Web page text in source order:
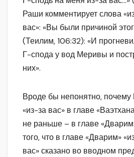
Раши комментирует слова
вас»: «Вы были причиной
(Теилим, 106:32): «И
Г-спода у вод Меривы и
них».
Вроде бы непонятно,
«из-за вас» в главе
не раньше – в главе
того, что в главе «Дварим»
вас» сказано во вводном